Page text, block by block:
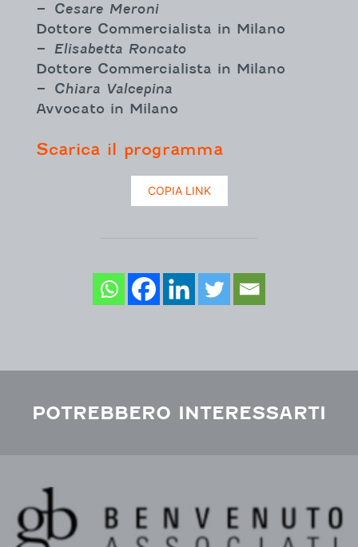
– Cesare Meroni
Dottore Commercialista in Milano
– Elisabetta Roncato
Dottore Commercialista in Milano
– Chiara Valcepina
Avvocato in Milano
Scarica il programma
COPIA LINK
POTREBBERO INTERESSARTI